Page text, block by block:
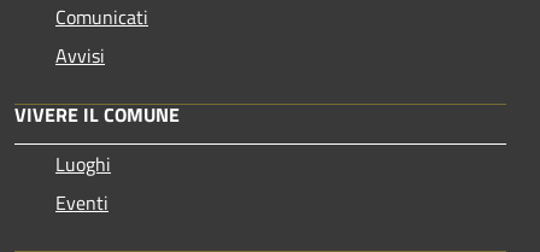
Comunicati
Avvisi
VIVERE IL COMUNE
Luoghi
Eventi